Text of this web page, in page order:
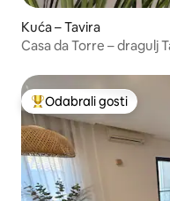
Kuća – Tavira
Casa da Torre – dragulj
Među najviše
Odabrali gosti